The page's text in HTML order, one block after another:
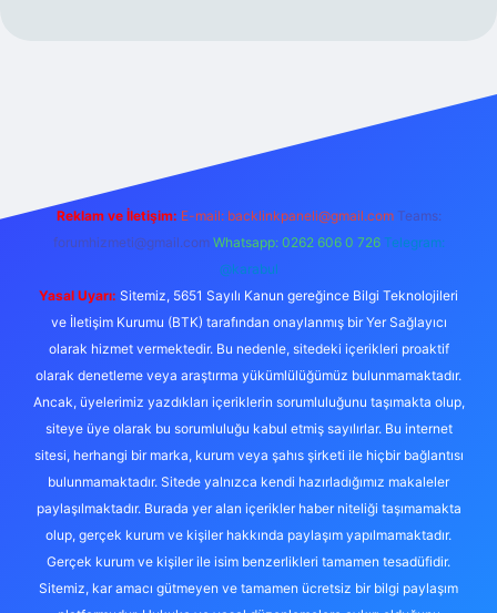
m elexbet
Reklam ve İletişim: E-mail: backlinkpaneli@gmail.com Teams:
forumhizmeti@gmail.com Whatsapp: 0262 606 0 726 Telegram:
@karabul
Yasal Uyarı: Sitemiz, 5651 Sayılı Kanun gereğince Bilgi Teknolojileri
ve İletişim Kurumu (BTK) tarafından onaylanmış bir Yer Sağlayıcı
olarak hizmet vermektedir. Bu nedenle, sitedeki içerikleri proaktif
olarak denetleme veya araştırma yükümlülüğümüz bulunmamaktadır.
Ancak, üyelerimiz yazdıkları içeriklerin sorumluluğunu taşımakta olup,
siteye üye olarak bu sorumluluğu kabul etmiş sayılırlar. Bu internet
sitesi, herhangi bir marka, kurum veya şahıs şirketi ile hiçbir bağlantısı
bulunmamaktadır. Sitede yalnızca kendi hazırladığımız makaleler
paylaşılmaktadır. Burada yer alan içerikler haber niteliği taşımamakta
olup, gerçek kurum ve kişiler hakkında paylaşım yapılmamaktadır.
Gerçek kurum ve kişiler ile isim benzerlikleri tamamen tesadüfidir.
Sitemiz, kar amacı gütmeyen ve tamamen ücretsiz bir bilgi paylaşım